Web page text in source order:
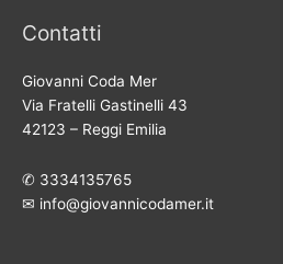
Contatti
Giovanni Coda Mer
Via Fratelli Gastinelli 43
42123 – Reggi Emilia
✆ 3334135765
✉︎ info@giovannicodamer.it